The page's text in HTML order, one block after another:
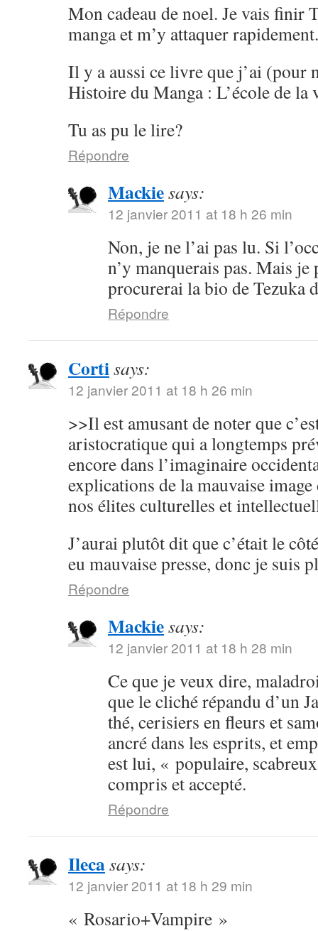
Mon cadeau de noel. Je vais finir
manga et m’y attaquer rapidement.
Il y a aussi ce livre que j’ai (pour
Histoire du Manga : L’école de la
Tu as pu le lire?
Répondre
Mackiesays:
12 janvier 2011 at 18 h 26 min
Non, je ne l’ai pas lu. Si
n’y manquerais pas. Mais je
procurerai la bio de Tezuka
Répondre
Cortisays:
12 janvier 2011 at 18 h 26 min
>>Il est amusant de noter que
aristocratique qui a longtemps
encore dans l’imaginaire
explications de la mauvaise image
nos élites culturelles et
J’aurai plutôt dit que c’était le
eu mauvaise presse, donc je suis
Répondre
Mackiesays:
12 janvier 2011 at 18 h 28 min
Ce que je veux dire,
que le cliché répandu d’un
thé, cerisiers en fleurs et
ancré dans les esprits, et
est lui, « populaire,
compris et accepté.
Répondre
Ilecasays:
12 janvier 2011 at 18 h 29 min
« Rosario+Vampire »